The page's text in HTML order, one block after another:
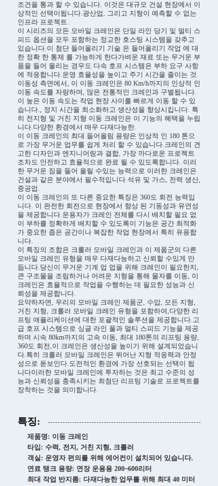
조건을 통과 할 수 있습니다. 이것은 대규모 건설 현장에서 이
상적인 선택이됩니다.광산업, 그리고 지형이 예측할 수 없는
인프라 프로젝트.
이 시리즈의 모든 모바일 크레인은 단일 라인 당기 및 멀티 스
피드 옵션을 모두 포함하는 정교한 호스팅 시스템을 갖추고
있습니다.이 첨단 들어올리기 기술 은 들어올리기 작업 에 대
한 정확 한 통제 를 가능하게 한다가벼운 재료 또는 무거운 부
품을 들어 올리는 경우도 다속 호프 시스템은 부하 요구 사항
에 적응합니다.운영 효율성을 높이고 주기 시간을 줄이는 것.
이동성 측면에서, 이 이동 크레인은 80 Km/h까지의 인상적 인
이동 속도를 자랑하며, 많은 전통적인 크레인과 구별됩니다.
이 높은 이동 속도는 작업 현장 사이를 빠르게 이동 할 수 있
습니다., 정지 시간을 최소화하고 생산성을 향상시킵니다. 특
히 전지형 및 거친 지형 이동 크레인은 이 기능의 혜택을 누립
니다.다양한 환경에서 매우 다재다능한.
이 이동 크레인의 최대 들어올림 용량은 인상적 인 180 톤으
로 가장 무거운 업무를 쉽게 처리 할 수 있습니다.크레인의 견
고한 디자인과 엔지니어링과 결합, 가장 까다로운 프로젝트
조차도 안전하고 효율적으로 완료 될 수 있도록합니다. 이러
한 무거운 짐을 들어 올릴 수있는 능력으로 이러한 크레인은
건설과 같은 분야에서 필수적입니다.석유 및 가스, 전력 생산,
중공업.
이 이동 크레인의 또 다른 중요한 특징은 360도 회전 능력입
니다. 이 완전한 회전으로 현장에서 향상 된 기동성과 유연성
을 제공합니다.운용자가 크레인 전체를 다시 배치할 필요 없
이 부하를 정확하게 배치할 수 있도록이 기능은 공간 최적화
가 중요한 좁은 공간이나 복잡한 작업 현장에서 특히 유용합
니다.
이 특징의 조합은 크롤러 모바일 크레인과 이 제품군의 다른
모바일 크레인 유형을 매우 다재다능하고 신뢰할 수있게 만
듭니다.당신이 무거운 기계 업 업을 위해 크레인이 필요한지,
큰 구조물을 조립하거나 어려운 지형을 통해 물자를 이동, 이
크레인은 효율적으로 작업을 수행하는 데 필요한 성능과 신
뢰성을 제공합니다.
요약하자면, 우리의 모바일 크레인 제품군, 수압, 모든 지형,
거친 지형, 크롤러 모바일 크레인 유형을 포함하여,다양한 리
프팅 애플리케이션에 대한 포괄적인 솔루션을 제공합니다.고
급 호프 시스템으로 싱글 라인 풀과 멀티 스피드 기능을 제공
하며 시속 80km까지의 고속 이동, 최대 180톤의 리프팅 용량,
360도 회전,이 크레인은 생산성을 높이기 위해 설계되었습니
다.특히 크롤러 모바일 크레인은 뛰어난 지형 적응력과 안정
성으로 돋보인다.도전적인 환경에 가장 선호되는 선택이 됩
니다이러한 모바일 크레인에 투자하는 것은 최고 수준의 성
능과 신뢰성을 충족시키는 최첨단 리프팅 기술로 프로젝트를
장착하는 것을 의미합니다.
특징:
제품명: 이동 크레인
타입: 수력, 전지, 거친 지형, 크롤러
객실: 운영자 편의를 위해 에어컨이 설치되어 있습니다.
연료 탱크 용량: 연장 운용용 200~600리터
최대 작업 반지름: 다재다능한 업무를 위해 최대 40 미터